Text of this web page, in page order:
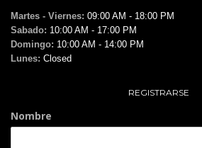
Martes - Viernes: 09:00 AM - 18:00 PM
Sabado: 10:00 AM - 17:00 PM
Domingo: 10:00 AM - 14:00 PM
Lunes: Closed
REGISTRARSE
Nombre